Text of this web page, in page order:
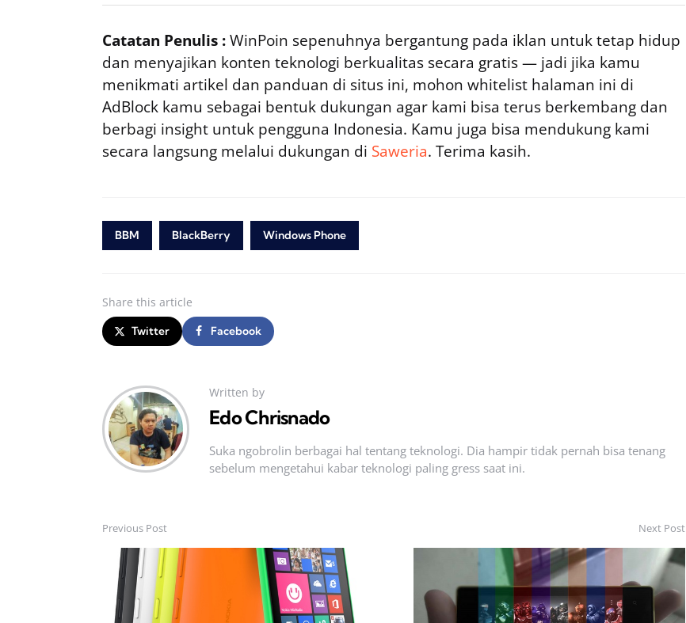
Catatan Penulis :WinPoin sepenuhnya bergantung pada iklan untuk tetap hidup
dan menyajikan konten teknologi berkualitas secara gratis — jadi jika kamu
menikmati artikel dan panduan di situs ini, mohon whitelist halaman ini di
AdBlock kamu sebagai bentuk dukungan agar kami bisa terus berkembang dan
berbagi insight untuk pengguna Indonesia. Kamu juga bisa mendukung kami
secara langsung melalui dukungan di Saweria. Terima kasih.
BBM BlackBerry Windows Phone
Share this article
Twitter Facebook
Written by
Edo Chrisnado
Suka ngobrolin berbagai hal tentang teknologi. Dia hampir tidak pernah bisa tenang
sebelum mengetahui kabar teknologi paling gress saat ini.
Post
navigation
Previous Post Next Post